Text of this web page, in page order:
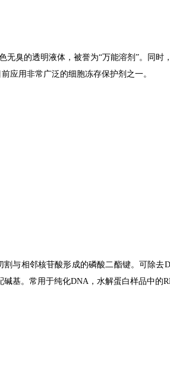
臭的透明液体，被誉为“万能溶剂”。
同时
应用非常广泛的细胞冻存保护剂之一。
割与相邻核苷酸形成的磷酸二酯键。可除去
基。 常用于纯化DNA，水解蛋白样品中的